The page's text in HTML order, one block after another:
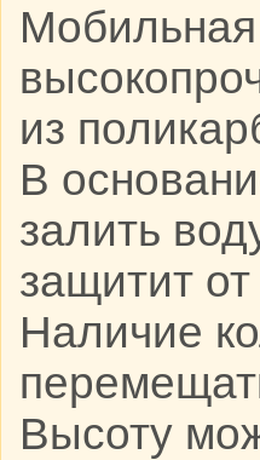
Мобильная
из
В
залить
защитит
Наличие
Высоту